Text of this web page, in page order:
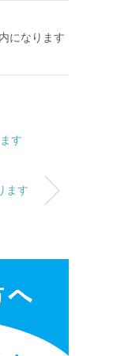
になります
す
ます